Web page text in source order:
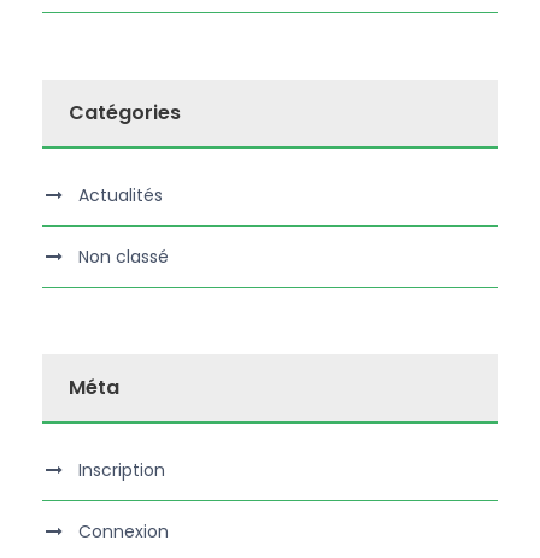
Catégories
Actualités
Non classé
Méta
Inscription
Connexion